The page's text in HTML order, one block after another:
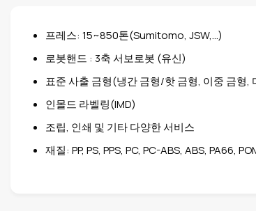
프레스: 15~850톤(Sumitomo, JSW,…)
로봇핸드 : 3축 서보로봇 (유신)
표준 사출 금형(냉간 금형/핫 금형, 이중 금형,
인몰드 라벨링(IMD)
조립, 인쇄 및 기타 다양한 서비스
재질: PP, PS, PPS, PC, PC-ABS, ABS, PA66,